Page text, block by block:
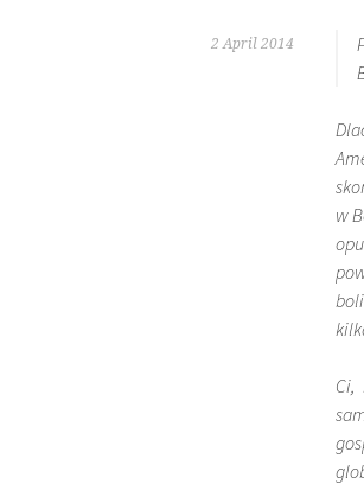
2 April 2014
w
Ci,